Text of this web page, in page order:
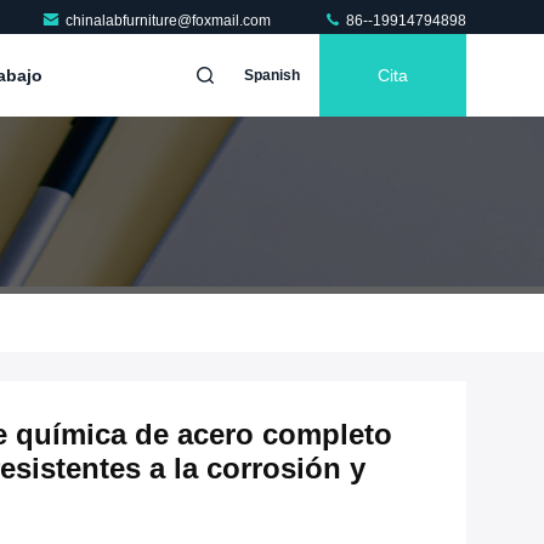
chinalabfurniture@foxmail.com 86--19914794898
Spanish Cita
química de acero completo
a la corrosión y